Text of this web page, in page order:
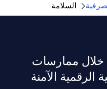
السلامة
خلال ممارسات
الرقمية الآمنة